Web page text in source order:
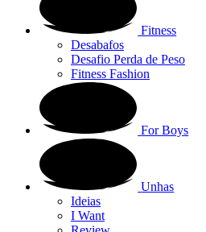
Fitness
Desabafos
Desafio Perda de Peso
Fitness Fashion
For Boys
Unhas
Ideias
I Want